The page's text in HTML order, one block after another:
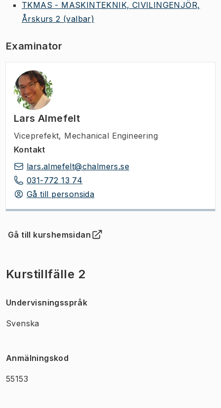
TKMAS - MASKINTEKNIK, CIVILINGENJÖR,
Årskurs 2 (valbar)
Examinator
Lars Almefelt
Viceprefekt, Mechanical Engineering
Kontakt
lars.almefelt@chalmers.se
031-772 13 74
Gå till personsida
Gå till kurshemsidan
(Öppnas i ny flik)
Kurstillfälle 2
Undervisningsspråk
Svenska
Anmälningskod
55153